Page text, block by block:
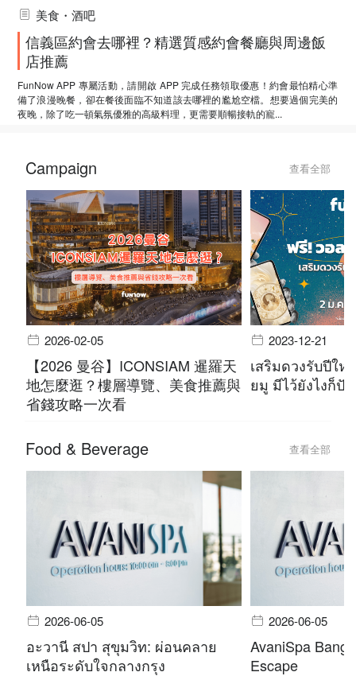
美食・酒吧
信義區約會去哪裡？精選質感約會餐廳與周邊飯
店推薦
FunNow APP 專屬活動，請開啟 APP 完成任務領取優惠！約會最怕精心準
備了浪漫晚餐，卻在餐後面臨不知道該去哪裡的尷尬空檔。想要過個完美的
夜晚，除了吃一頓氣氛優雅的高級料理，更需要順暢接軌的寵...
Campaign 查看全部
2026-02-05
【2026 曼谷】ICONSIAM 暹羅天
地怎麼逛？樓層導覽、美食推薦與
省錢攻略一次看
2023-12-21
เสริมดวงรับปีให
ยมู มีไว้ยังไงก็ปัง!
Food & Beverage 查看全部
2026-06-05
อะวานี สปา สุขุมวิท: ผ่อนคลาย
เหนือระดับใจกลางกรุง
2026-06-05
AvaniSpa
Escape